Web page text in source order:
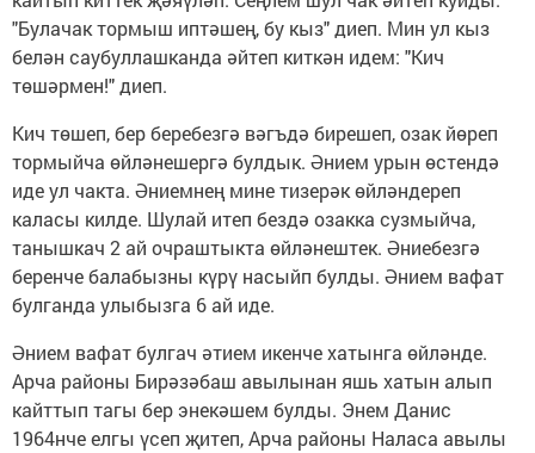
"Булачак тормыш иптәшең, бу кыз" диеп. Мин ул кыз
белән саубуллашканда әйтеп киткән идем: "Кич
төшәрмен!" диеп.
Кич төшеп, бер беребезгә вәгъдә бирешеп, озак йөреп
тормыйча өйләнешергә булдык. Әнием урын өстендә
иде ул чакта. Әниемнең мине тизерәк өйләндереп
каласы килде. Шулай итеп бездә озакка сузмыйча,
танышкач 2 ай очраштыкта өйләнештек. Әниебезгә
беренче балабызны күрү насыйп булды. Әнием вафат
булганда улыбызга 6 ай иде.
Әнием вафат булгач әтием икенче хатынга өйләнде.
Арча районы Бирәзәбаш авылынан яшь хатын алып
кайттып тагы бер энекәшем булды. Энем Данис
1964нче елгы үсеп җитеп, Арча районы Наласа авылы